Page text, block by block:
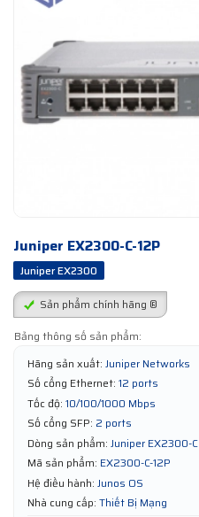
Juniper EX2300-C-12P
Juniper EX2300
Sản phẩm chính hãng ®
Bảng thông số sản phẩm:
Hãng sản xuất: Juniper Networks
Số cổng Ethernet: 12 ports
Tốc độ: 10/100/1000 Mbps
Số cổng SFP: 2 ports
Dòng sản phẩm: Juniper EX2300-C
Mã sản phẩm: EX2300-C-12P
Hệ điều hành: Junos OS
Nhà cung cấp: Thiết Bị Mạng